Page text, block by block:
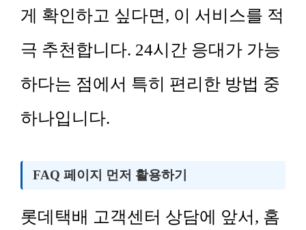
게 확인하고 싶다면, 이 서비스를 적
극 추천합니다. 24시간 응대가 가능
하다는 점에서 특히 편리한 방법 중
하나입니다.
FAQ 페이지 먼저 활용하기
롯데택배 고객센터 상담에 앞서, 홈